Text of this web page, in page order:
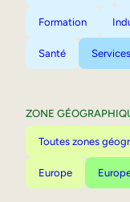
Formation
Santé
ZONE
Toutes zones
Europe